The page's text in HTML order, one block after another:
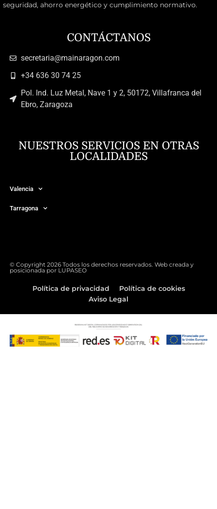
seguridad, ahorro energético y cumplimiento normativo.
CONTÁCTANOS
secretaria@mainaragon.com
+34 636 30 74 25
Pol. Ind. Luz Metal, Nave 1 y 2, 50172, Villafranca del
Ebro, Zaragoza
NUESTROS SERVICIOS EN OTRAS
LOCALIDADES
Valencia
Tarragona
© Copyright 2026 Todos los derechos reservados. Web creada y
posicionada por LUPASEO
Política de privacidad
Política de cookies
Aviso Legal